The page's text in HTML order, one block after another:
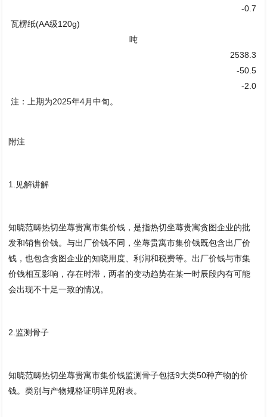
-0.7
瓦楞纸(AA级120g)
吨
2538.3
-50.5
-2.0
注：上期为2025年4月中旬。
附注
1.见解讲解
知晓范畴热切坐蓐贵寓市集价钱，是指热切坐蓐贵寓贪图企业的批
发和销售价钱。与出厂价钱不同，坐蓐贵寓市集价钱既包含出厂价
钱，也包含贪图企业的知晓用度、利润和税费等。出厂价钱与市集
价钱相互影响，存在时滞，两者的变动趋势在某一时辰段内有可能
会出现不十足一致的情况。
2.监测骨子
知晓范畴热切坐蓐贵寓市集价钱监测骨子包括9大类50种产物的价
钱。类别与产物规格证明详见附表。